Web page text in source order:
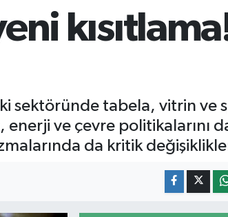
sektöründe tabela, vitrin ve
ve çevre politikalarını
da kritik